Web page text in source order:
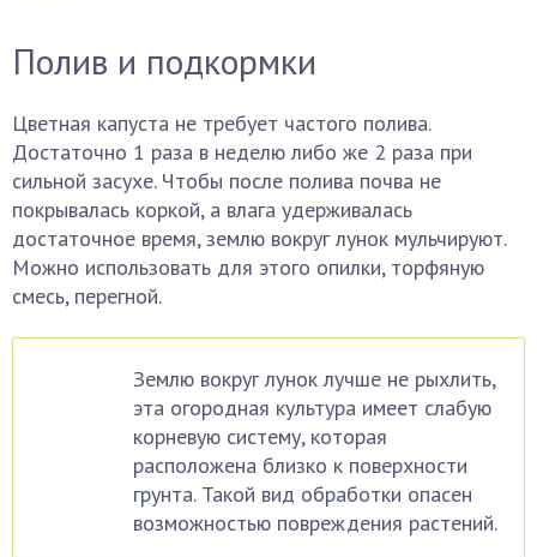
Полив и подкормки
Цветная капуста не требует частого полива.
Достаточно 1 раза в неделю либо же 2 раза при
сильной засухе. Чтобы после полива почва не
покрывалась коркой, а влага удерживалась
достаточное время, землю вокруг лунок мульчируют.
Можно использовать для этого опилки, торфяную
смесь, перегной.
Землю вокруг лунок лучше не рыхлить,
эта огородная культура имеет слабую
корневую систему, которая
расположена близко к поверхности
грунта. Такой вид обработки опасен
возможностью повреждения растений.